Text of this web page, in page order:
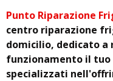
Punto Riparazione
centro riparazione
domicilio, dedicato
funzionamento il
specializzati